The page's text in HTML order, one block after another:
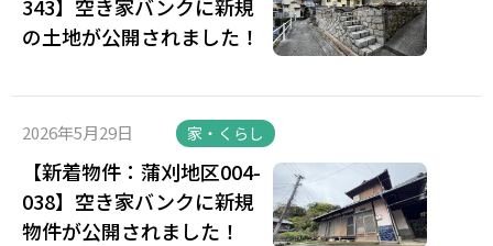
343】空き家バンクに新規
の土地が公開されました！
2026年5月29日 家・くらし
【新着物件：蒲刈地区004-
038】空き家バンクに新規
物件が公開されました！